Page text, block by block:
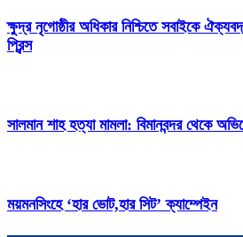
ক্ষুদ্র নৃগোষ্ঠীর অধিকার নিশ্চিতে সবাইকে
প্রিন্স
সালমান শাহ হত্যা মামলা: বিমানবন্দর থেকে
ময়মনসিংহে ‘হার ভোট,হার সিট’ ক্যাম্পেইন